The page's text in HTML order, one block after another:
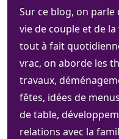
Sur ce blog, on parle
vie de couple et de la
tout à fait
vrac, on aborde les
travaux,
fêtes, idées de
de table,
relations avec la